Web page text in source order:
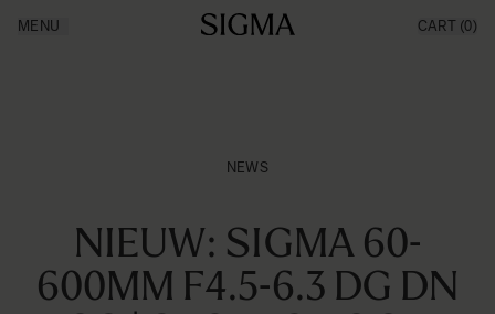
Producten
MENU CART (0)
NEWS
NIEUW: SIGMA 60-
600MM F4.5-6.3 DG DN